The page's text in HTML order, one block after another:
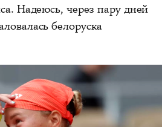
Надеюсь, через пару дней
белоруска